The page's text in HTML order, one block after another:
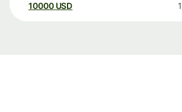
10000 USD